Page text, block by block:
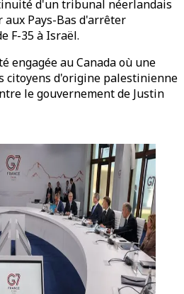
d'un tribunal néerlandais
Pays-Bas d'arrêter
F-35 à Israël.
engagée au Canada où une
citoyens d'origine palestinienne
le gouvernement de Justin